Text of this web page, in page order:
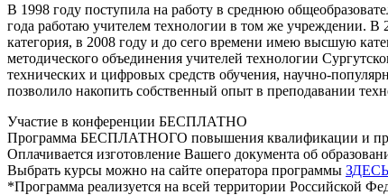
В 1998 году поступила на работу в среднюю
года работаю учителем технологии в том же учреждении.
категория, в 2008 году и до сего времени имею высшую
методического объединения учителей технологии
технических и цифровых средств обучения, научно-
позволило накопить собственный опыт в преподавании
Участие в конференции БЕСПЛАТНО
Программа БЕСПЛАТНОГО повышения квалификации и
Оплачивается изготовление Вашего документа об
Выбрать курсы можно на сайте оператора программы ЗДЕСЬ
*Программа реализуется на всей территории Российской